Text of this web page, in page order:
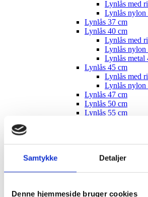
Samtykke Detaljer
Denne hjemmeside bruger cookies
Lynlås med
Lynlås nylon
Lynlås 37 cm
Lynlås 40 cm
Lynlås med
Lynlås nylon
Lynlås metal
Lynlås 45 cm
Lynlås med
Lynlås nylon
Lynlås 47 cm
Lynlås 50 cm
Lynlås 55 cm
Knapper, trykknapper